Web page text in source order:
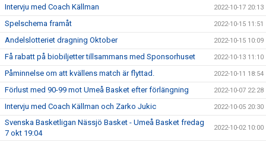
Intervju med Coach Källman 2022-10-17 20:13
Spelschema framåt 2022-10-15 11:51
Andelslotteriet dragning Oktober 2022-10-15 10:09
Få rabatt på biobiljetter tillsammans med Sponsorhuset 2022-10-13 11:10
Påminnelse om att kvällens match är flyttad. 2022-10-11 18:54
Förlust med 90-99 mot Umeå Basket efter förlängning 2022-10-07 22:28
Intervju med Coach Källman och Zarko Jukic 2022-10-05 20:30
Svenska Basketligan Nässjö Basket - Umeå Basket fredag
7 okt 19:04
2022-10-02 10:00